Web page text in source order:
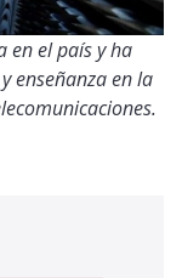
en el país y ha
enseñanza en la